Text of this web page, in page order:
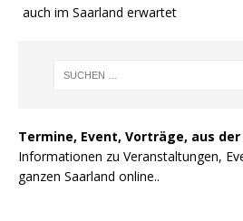
auch im Saarland erwartet
Termine, Event, Vorträge, aus der
Informationen zu Veranstaltungen,
ganzen Saarland online..